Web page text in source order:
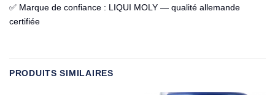
✅ Marque de confiance : LIQUI MOLY — qualité allemande
certifiée
PRODUITS SIMILAIRES